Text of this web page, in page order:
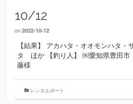
10/12
on 2022-10-12
【結果】 アカハタ・オオモンハタ・
タ ほか 【釣り人】 ￼愛知県豊田
藤様
レンタルボート